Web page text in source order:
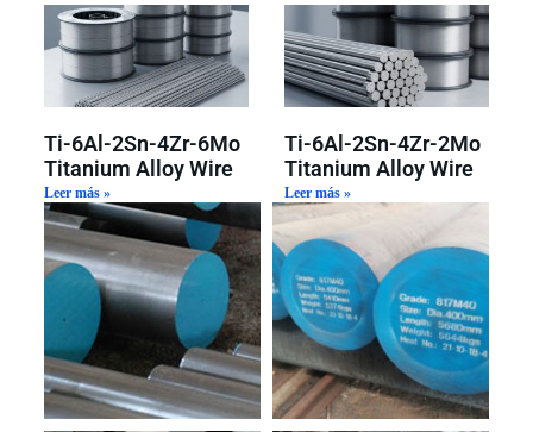
Ti-6Al-2Sn-4Zr-6Mo
Titanium Alloy Wire
Leer más »
Ti-6Al-2Sn-4Zr-2Mo
Titanium Alloy Wire
Leer más »